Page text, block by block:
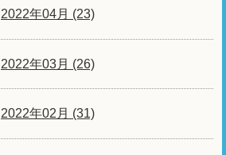
2022年04月 (23)
2022年03月 (26)
2022年02月 (31)